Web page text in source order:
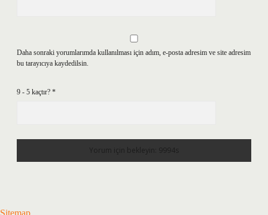
Daha sonraki yorumlarımda kullanılması için adım, e-posta adresim ve site adresim
bu tarayıcıya kaydedilsin.
9 - 5 kaçtır? *
Sitemap